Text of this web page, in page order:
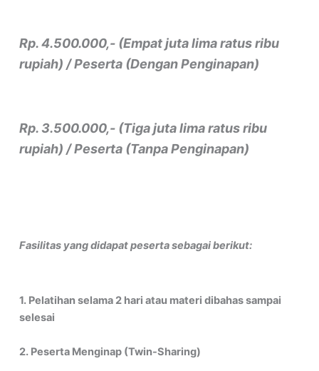
Rp. 4.500.000,- (Empat juta lima ratus ribu
rupiah) / Peserta (Dengan Penginapan)
Rp. 3.500.000,- (Tiga juta lima ratus ribu
rupiah) / Peserta (Tanpa Penginapan)
Fasilitas yang didapat peserta sebagai berikut:
1. Pelatihan selama 2 hari atau materi dibahas sampai
selesai
2. Peserta Menginap (Twin-Sharing)